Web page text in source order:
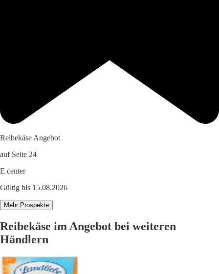
Reibekäse Angebot
auf Seite 24
E center
Gültig bis 15.08.2026
Mehr Prospekte
Reibekäse im Angebot bei weiteren
Händlern